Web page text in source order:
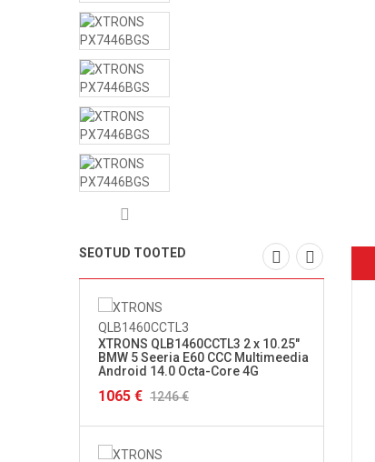
SEOTUD TOOTED
XTRONS QLB1460CCTL3 2 x 10.25"
BMW 5 Seeria E60 CCC Multimeedia
Android 14.0 Octa-Core 4G
1065 € 1246 €